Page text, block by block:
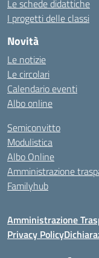
Le schede didattiche
I progetti delle classi
Novità
Le notizie
Le circolari
Calendario eventi
Albo online
Semiconvitto
Modulistica
Albo Online
Amministrazione
Familyhub
Amministrazione
Privacy Policy